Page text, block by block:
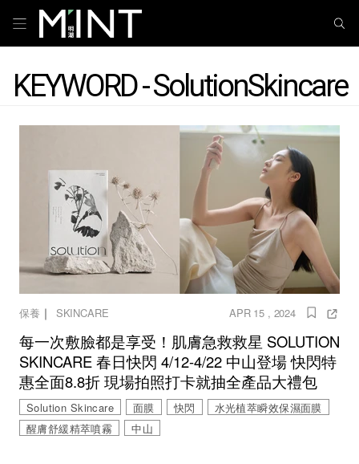
KEYWORD - SolutionSkincare
保養 ｜ SKINCARE APR 15 , 2024
每一次敷臉都是享受！肌膚急救救星 SOLUTION
SKINCARE 春日快閃 4/12-4/22 中山登場 快閃特
惠全面8.8折 現場拍照打卡就抽全產品大禮包
Solution Skincare 面膜 快閃
水光植萃瞬效保濕面膜
醒膚舒緩精萃噴霧
中山